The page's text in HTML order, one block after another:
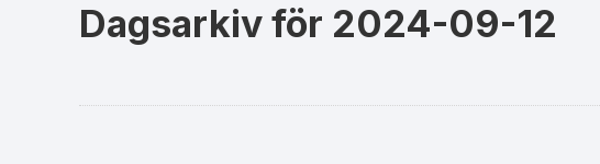
Dagsarkiv för 2024-09-12